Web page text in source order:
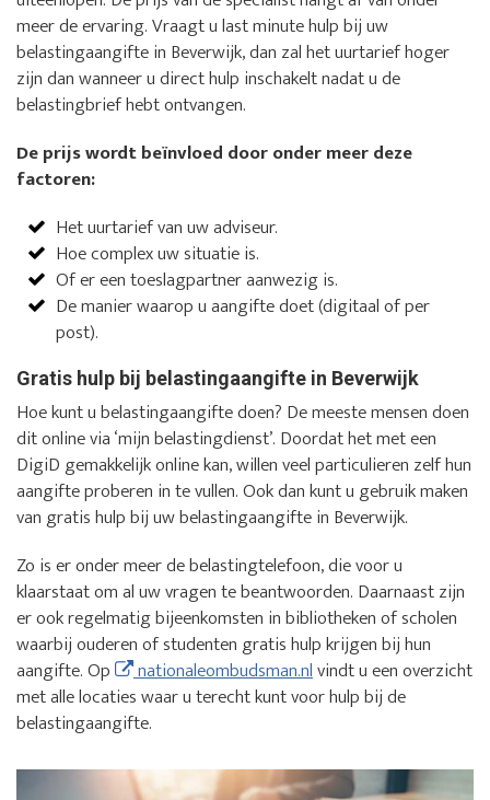
meer de ervaring. Vraagt u last minute hulp bij uw
belastingaangifte in Beverwijk, dan zal het uurtarief hoger
zijn dan wanneer u direct hulp inschakelt nadat u de
belastingbrief hebt ontvangen.
De prijs wordt beïnvloed door onder meer deze
factoren:
Het uurtarief van uw adviseur.
Hoe complex uw situatie is.
Of er een toeslagpartner aanwezig is.
De manier waarop u aangifte doet (digitaal of per
post).
Gratis hulp bij belastingaangifte in Beverwijk
Hoe kunt u belastingaangifte doen? De meeste mensen doen
dit online via ‘mijn belastingdienst’. Doordat het met een
DigiD gemakkelijk online kan, willen veel particulieren zelf hun
aangifte proberen in te vullen. Ook dan kunt u gebruik maken
van gratis hulp bij uw belastingaangifte in Beverwijk.
Zo is er onder meer de belastingtelefoon, die voor u
klaarstaat om al uw vragen te beantwoorden. Daarnaast zijn
er ook regelmatig bijeenkomsten in bibliotheken of scholen
waarbij ouderen of studenten gratis hulp krijgen bij hun
aangifte. Op
nationaleombudsman.nlvindt u een overzicht
met alle locaties waar u terecht kunt voor hulp bij de
belastingaangifte.